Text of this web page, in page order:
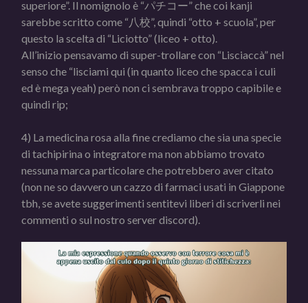
superiore”. Il nomignolo è “パチコー” che coi kanji
sarebbe scritto come “八校”, quindi “otto + scuola”, per
questo la scelta di “Liciotto” (liceo + otto).
All’inizio pensavamo di super-trollare con “Lisciaccà” nel
senso che “lisciami qui (in quanto liceo che spacca i culi
ed è mega yeah) però non ci sembrava troppo capibile e
quindi rip;
4) La medicina rosa alla fine crediamo che sia una specie
di tachipirina o integratore ma non abbiamo trovato
nessuna marca particolare che potrebbero aver citato
(non ne so davvero un cazzo di farmaci usati in Giappone
tbh, se avete suggerimenti sentitevi liberi di scriverli nei
commenti o sul nostro server discord).